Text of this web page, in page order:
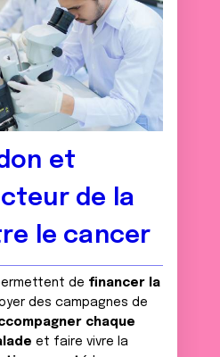
et
de la
le cancer
de financer la
des campagnes de
chaque
et faire vivre la